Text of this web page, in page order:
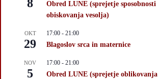
8
Obred LUNE (sprejetje sposobnosti
obiskovanja vesolja)
OKT
29
17:00 - 21:00
Blagoslov srca in maternice
NOV
5
17:00 - 21:00
Obred LUNE (sprejetje oblikovanja